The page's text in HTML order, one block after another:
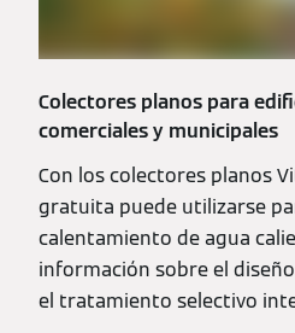
Colectores planos para
comerciales y municipales
Con los colectores planos
gratuita puede utilizarse
calentamiento de agua
información sobre el
el tratamiento selectivo